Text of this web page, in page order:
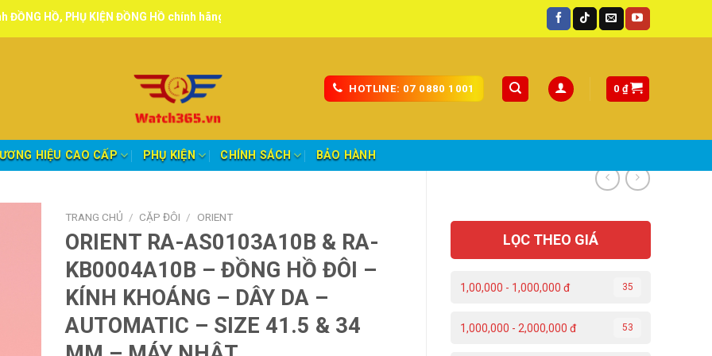
KIỆN ĐỒNG HỒ chính hãng, tuyển đại lý, CTV giao hàng toàn quốc.
HOTLINE: 07 0880 1001 0 ₫
HIỆU CAO CẤP PHỤ KIỆN CHÍNH SÁCH BẢO HÀNH
LỌC THEO GIÁ
1,00,000 - 1,000,000 đ 35
1,000,000 - 2,000,000 đ 53
TRANG CHỦ / CẶP ĐÔI / ORIENT
ORIENT RA-AS0103A10B & RA-
KB0004A10B – ĐỒNG HỒ ĐÔI –
KÍNH KHOÁNG – DÂY DA –
AUTOMATIC – SIZE 41.5 & 34